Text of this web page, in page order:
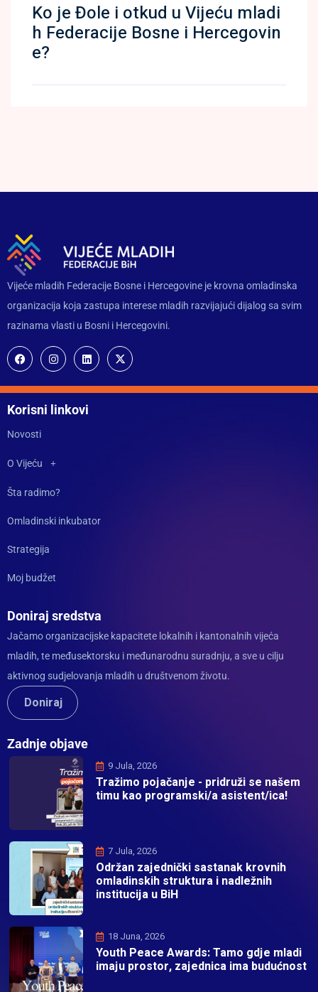
Ko je Đole i otkud u Vijeću mladi
h Federacije Bosne i Hercegovin
e?
Vijeće mladih Federacije Bosne i Hercegovine je krovna omladinska
organizacija koja zastupa interese mladih razvijajući dijalog sa svim
razinama vlasti u Bosni i Hercegovini.
Korisni linkovi
Novosti
O Vijeću
Šta radimo?
Omladinski inkubator
Strategija
Moj budžet
Doniraj sredstva
Jačamo organizacijske kapacitete lokalnih i kantonalnih vijeća
mladih, te međusektorsku i međunarodnu suradnju, a sve u cilju
aktivnog sudjelovanja mladih u društvenom životu.
Doniraj
Zadnje objave
9 Jula, 2026
Tražimo pojačanje - pridruži se našem
timu kao programski/a asistent/ica!
7 Jula, 2026
Održan zajednički sastanak krovnih
omladinskih struktura i nadležnih
institucija u BiH
18 Juna, 2026
Youth Peace Awards: Tamo gdje mladi
imaju prostor, zajednica ima budućnost